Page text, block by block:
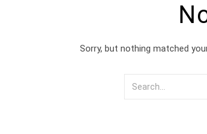
Sorry, but nothing matched